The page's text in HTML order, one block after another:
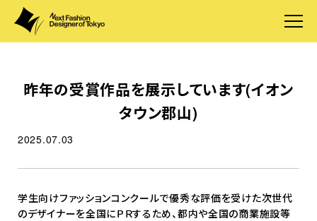
昨年の受賞作品を展示しています(イオン
タウン郡山)
2025.07.03
学生向けファッションコンクールで優秀な評価を受けた次世代
のデザイナーを全国にＰＲするため、都内や全国の商業施設等